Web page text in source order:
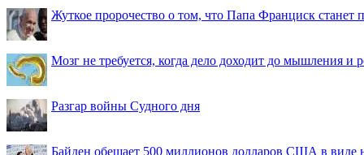
Жуткое пророчество о том, что Папа Франциск
Мозг не требуется, когда дело доходит до мышления и
Разгар войны Судного дня
Байден обещает 500 миллионов долларов США в